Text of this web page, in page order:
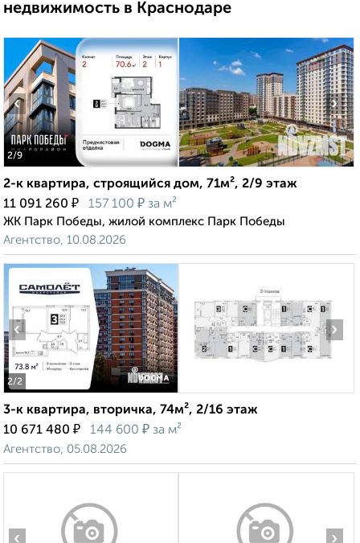
недвижимость в Краснодаре
2/9
‹ ›
2-к квартира, строящийся дом, 71м², 2/9 этаж
11 091 260 ₽ 157 100 ₽ за м²
ЖК Парк Победы, жилой комплекс Парк Победы
Агентство, 10.08.2026
2/2
‹ ›
3-к квартира, вторичка, 74м², 2/16 этаж
10 671 480 ₽ 144 600 ₽ за м²
Агентство, 05.08.2026
‹ ›